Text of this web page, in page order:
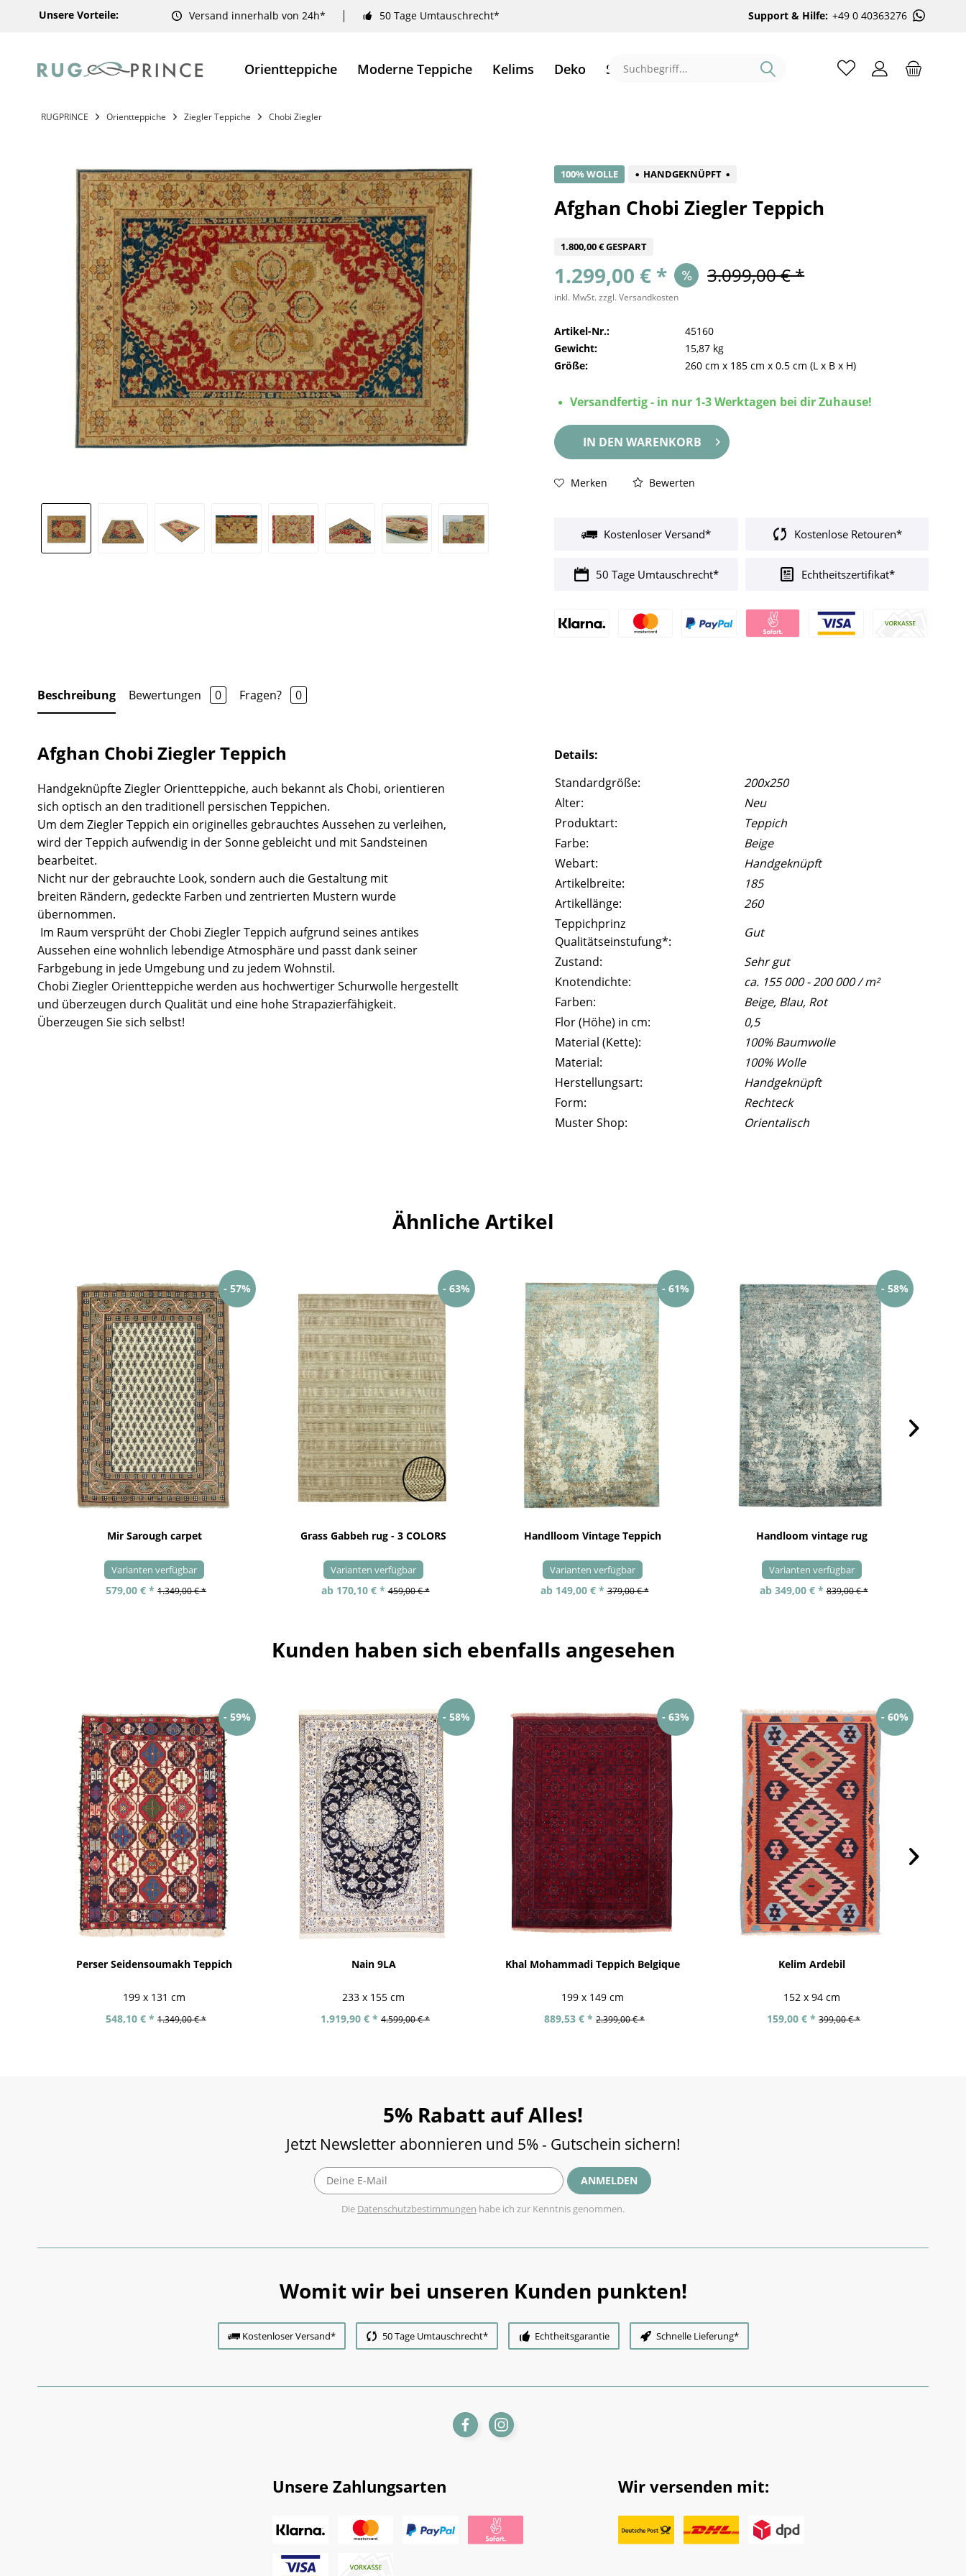
Unsere Vorteile: Versand innerhalb von 24h* 50 Tage Umtauschrecht* Support & Hilfe: +49 0 40363276
Orientteppiche Moderne Teppiche Kelims Deko Sale %
RUGPRINCE Orientteppiche Ziegler Teppiche Chobi Ziegler
100% WOLLE HANDGEKNÜPFT
Afghan Chobi Ziegler Teppich
1.800,00 € GESPART
1.299,00 € * 3.099,00 € *
inkl. MwSt.zzgl. Versandkosten
Artikel-Nr.:
45160
Gewicht:
15,87 kg
Größe:
260 cm x 185 cm x0.5 cm (L x B x H)
Versandfertig - in nur 1-3 Werktagen bei dir Zuhause!
IN DEN WARENKORB
Merken Bewerten
Kostenloser Versand* Kostenlose Retouren*
50 Tage Umtauschrecht* Echtheitszertifikat*
Beschreibung Bewertungen 0 Fragen? 0
Afghan Chobi Ziegler Teppich
Handgeknüpfte Ziegler Orientteppiche, auch bekannt als Chobi, orientieren
sich optisch an den traditionell persischen Teppichen.
Um dem Ziegler Teppich ein originelles gebrauchtes Aussehen zu verleihen,
wird der Teppich aufwendig in der Sonne gebleicht und mit Sandsteinen
bearbeitet.
Nicht nur der gebrauchte Look, sondern auch die Gestaltung mit
breiten Rändern, gedeckte Farben und zentrierten Mustern wurde
übernommen.
Im Raum versprüht der Chobi Ziegler Teppich aufgrund seines antikes
Aussehen eine wohnlich lebendige Atmosphäre und passt dank seiner
Farbgebung in jede Umgebung und zu jedem Wohnstil.
Chobi Ziegler Orientteppiche werden aus hochwertiger Schurwolle hergestellt
und überzeugen durch Qualität und eine hohe Strapazierfähigkeit.
Überzeugen Sie sich selbst!
Details:
Standardgröße:
200x250
Alter:
Neu
Produktart:
Teppich
Farbe:
Beige
Webart:
Handgeknüpft
Artikelbreite:
185
Artikellänge:
260
Teppichprinz
Qualitätseinstufung*:
Gut
Zustand:
Sehr gut
Knotendichte:
ca. 155 000 - 200 000 / m²
Farben:
Beige, Blau, Rot
Flor (Höhe) in cm:
0,5
Material (Kette):
100% Baumwolle
Material:
100% Wolle
Herstellungsart:
Handgeknüpft
Form:
Rechteck
Muster Shop:
Orientalisch
Ähnliche Artikel
- 57%
Mir Sarough carpet
Varianten verfügbar
579,00 € * 1.349,00 € *
- 63%
Grass Gabbeh rug - 3 COLORS
Varianten verfügbar
ab 170,10 € * 459,00 € *
- 61%
Handlloom Vintage Teppich
Varianten verfügbar
ab 149,00 € * 379,00 € *
- 58%
Handloom vintage rug
Varianten verfügbar
ab 349,00 € * 839,00 € *
Kunden haben sich ebenfalls angesehen
- 59%
Perser Seidensoumakh Teppich
199 x 131 cm
548,10 € * 1.349,00 € *
- 58%
Nain 9LA
233 x 155 cm
1.919,90 € * 4.599,00 € *
- 63%
Khal Mohammadi Teppich Belgique
199 x 149 cm
889,53 € * 2.399,00 € *
- 60%
Kelim Ardebil
152 x 94 cm
159,00 € * 399,00 € *
5% Rabatt auf Alles!
Jetzt Newsletter abonnieren und 5% - Gutschein sichern!
ANMELDEN
Die Datenschutzbestimmungen habe ich zur Kenntnis genommen.
Womit wir bei unseren Kunden punkten!
Kostenloser Versand* 50 Tage Umtauschrecht* Echtheitsgarantie Schnelle Lieferung*
Unsere Zahlungsarten Wir versenden mit: